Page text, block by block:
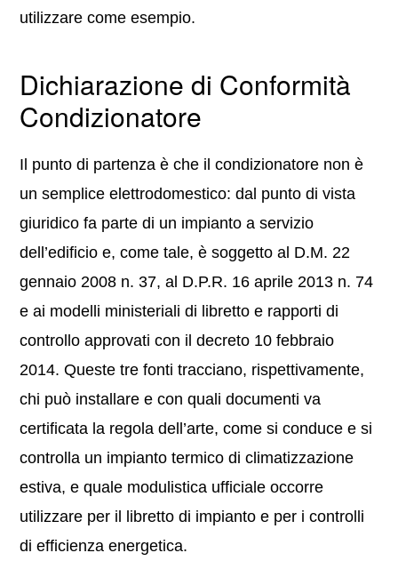
utilizzare come esempio.
Dichiarazione di Conformità
Condizionatore
Il punto di partenza è che il condizionatore non è
un semplice elettrodomestico: dal punto di vista
giuridico fa parte di un impianto a servizio
dell’edificio e, come tale, è soggetto al D.M. 22
gennaio 2008 n. 37, al D.P.R. 16 aprile 2013 n. 74
e ai modelli ministeriali di libretto e rapporti di
controllo approvati con il decreto 10 febbraio
2014. Queste tre fonti tracciano, rispettivamente,
chi può installare e con quali documenti va
certificata la regola dell’arte, come si conduce e si
controlla un impianto termico di climatizzazione
estiva, e quale modulistica ufficiale occorre
utilizzare per il libretto di impianto e per i controlli
di efficienza energetica.